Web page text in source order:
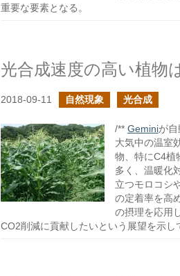
重要な要素となる。
光合成速度の高い植物
2018-09-11 自然現象 光合成
/** Geminiが
大気中の温室
物、特にC4植
多く、温暖化
立つモロコシ
の定着率を高
の摂理を応用
CO2削減に貢献したいという展望を示し